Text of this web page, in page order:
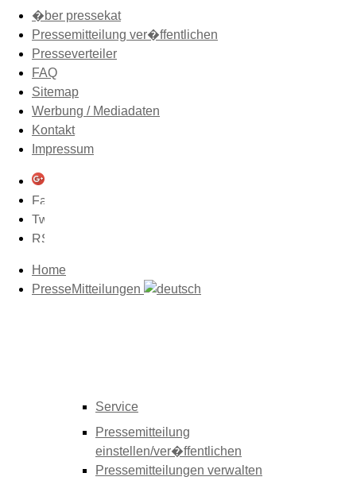
�ber pressekat
Pressemitteilung ver�ffentlichen
Presseverteiler
FAQ
Sitemap
Werbung / Mediadaten
Kontakt
Impressum
Home
PresseMitteilungen
Service
Pressemitteilung
einstellen/ver�ffentlichen
Pressemitteilungen verwalten